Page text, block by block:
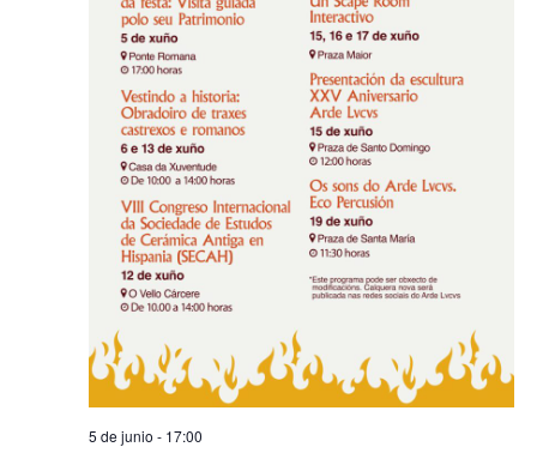
5 de junio - 17:00